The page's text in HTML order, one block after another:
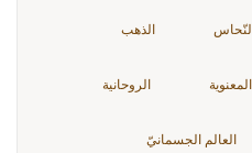
النّحاس الذهب
المعنوية الروحانية
العالم الجسمانيّ